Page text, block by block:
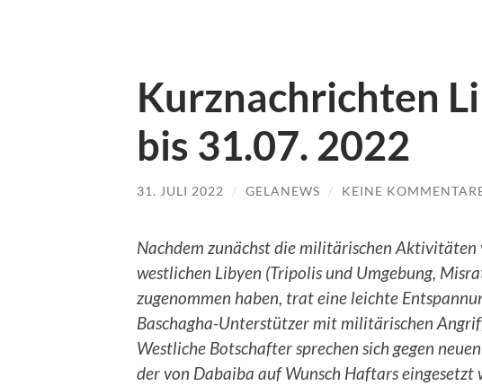
Kurznachrichten
bis 31.07. 2022
31. JULI 2022 / GELANEWS / KEINE
Nachdem zunächst die militärischen Aktivitäten
westlichen Libyen (Tripolis und Umgebung,
zugenommen haben, trat eine leichte
Baschagha-Unterstützer mit militärischen
Westliche Botschafter sprechen sich gegen
der von Dabaiba auf Wunsch Haftars eingesetzt